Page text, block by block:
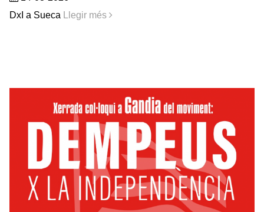
DxI a Sueca
Llegir més